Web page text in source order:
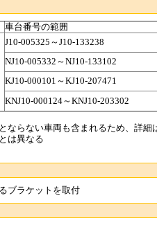
車台番号の範囲
J10-005325～J10-133238
NJ10-005332～NJ10-133102
KJ10-000101～KJ10-207471
KNJ10-000124～KNJ10-203302
ならない車両も含まれるため、詳細
は異なる
ブラケットを取付